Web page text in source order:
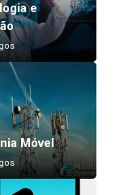
e
Móvel